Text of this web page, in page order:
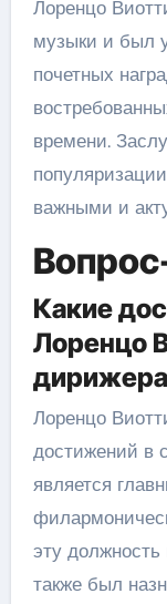
Лоренцо
музыки и был
почетных
времени.
важными и
Какие
Лоренцо
Лоренцо
достижений в
является
эту
также был